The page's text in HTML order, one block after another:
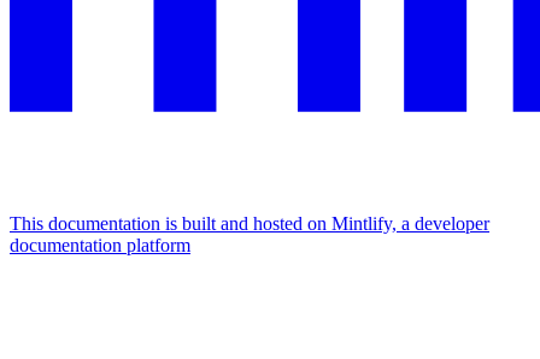
This documentation is built and hosted on Mintlify, a developer
documentation platform